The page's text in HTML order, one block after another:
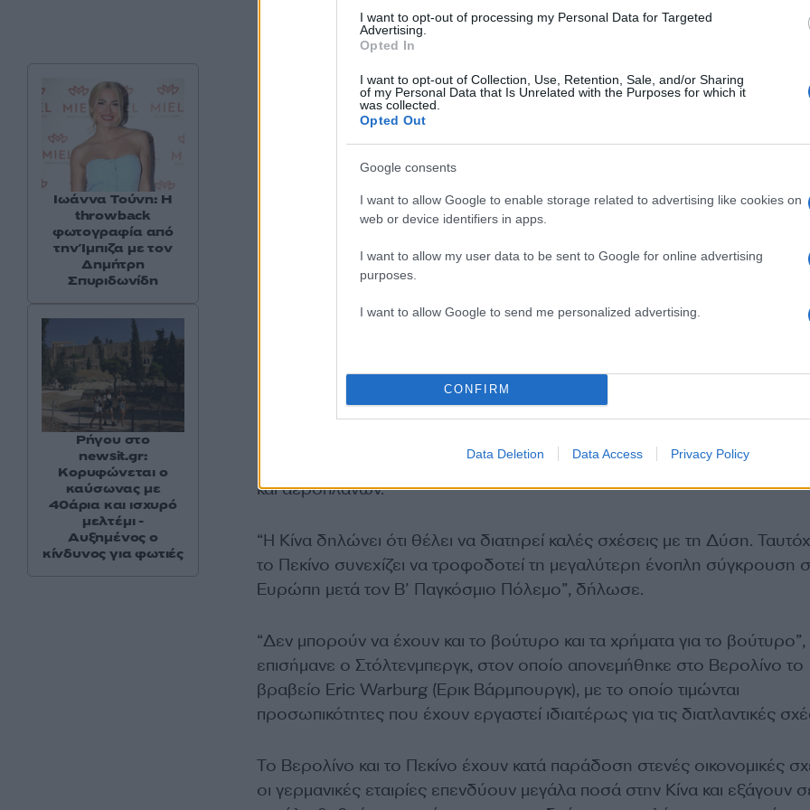
I want to opt-out of processing my Personal Data for Targeted
Advertising.
Opted In
I want to opt-out of Collection, Use, Retention, Sale, and/or Sharing
of my Personal Data that Is Unrelated with the Purposes for which it
was collected.
Opted Out
Google consents
I want to allow Google to enable storage related to advertising like cookies on
web or device identifiers in apps.
I want to allow my user data to be sent to Google for online advertising
purposes.
I want to allow Google to send me personalized advertising.
CONFIRM
Data Deletion Data Access Privacy Policy
Παράλληλα, ο Στόλτενμπεργκ επέκρινε την Κίνα, κατηγορώντας το
μπορούν να χρησιμοποιηθούν για την παραγωγή πυραύλων, αρμάτων
και αεροπλάνων.
“Η Κίνα δηλώνει ότι θέλει να διατηρεί καλές σχέσεις με τη Δύση.
το Πεκίνο συνεχίζει να τροφοδοτεί τη μεγαλύτερη ένοπλη σύγκρουση
Ευρώπη μετά τον Β’ Παγκόσμιο Πόλεμο”, δήλωσε.
“Δεν μπορούν να έχουν και το βούτυρο και τα χρήματα για το βούτυρο”,
επισήμανε ο Στόλτενμπεργκ, στον οποίο απονεμήθηκε στο Βερολίνο το
βραβείο Eric Warburg (Έρικ Βάρμπουργκ), με το οποίο τιμώνται
προσωπικότητες που έχουν εργαστεί ιδιαιτέρως για τις διατλαντικές
Το Βερολίνο και το Πεκίνο έχουν κατά παράδοση στενές οικονομικές
οι γερμανικές εταιρίες επενδύουν μεγάλα ποσά στην Κίνα και εξάγουν
Ιωάννα Τούνη: Η
throwback
φωτογραφία από
την Ίμπιζα με τον
Δημήτρη
Σπυριδωνίδη
Ρήγου στο
newsit.gr:
Κορυφώνεται ο
καύσωνας με
40άρια και ισχυρό
μελτέμι -
Αυξημένος ο
κίνδυνος για φωτιές